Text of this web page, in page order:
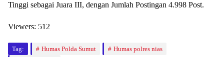
Tinggi sebagai Juara III, dengan Jumlah Postingan 4.998 Post.
Viewers: 512
Tag: Humas Polda Sumut
Humas polres nias